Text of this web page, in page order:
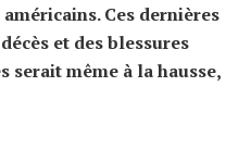
Ces dernières
et des blessures
serait même à la hausse,